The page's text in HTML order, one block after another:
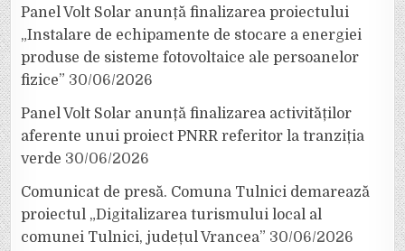
Panel Volt Solar anunță finalizarea proiectului
„Instalare de echipamente de stocare a energiei
produse de sisteme fotovoltaice ale persoanelor
fizice” 30/06/2026
Panel Volt Solar anunță finalizarea activităților
aferente unui proiect PNRR referitor la tranziția
verde 30/06/2026
Comunicat de presă. Comuna Tulnici demarează
proiectul „Digitalizarea turismului local al
comunei Tulnici, județul Vrancea” 30/06/2026